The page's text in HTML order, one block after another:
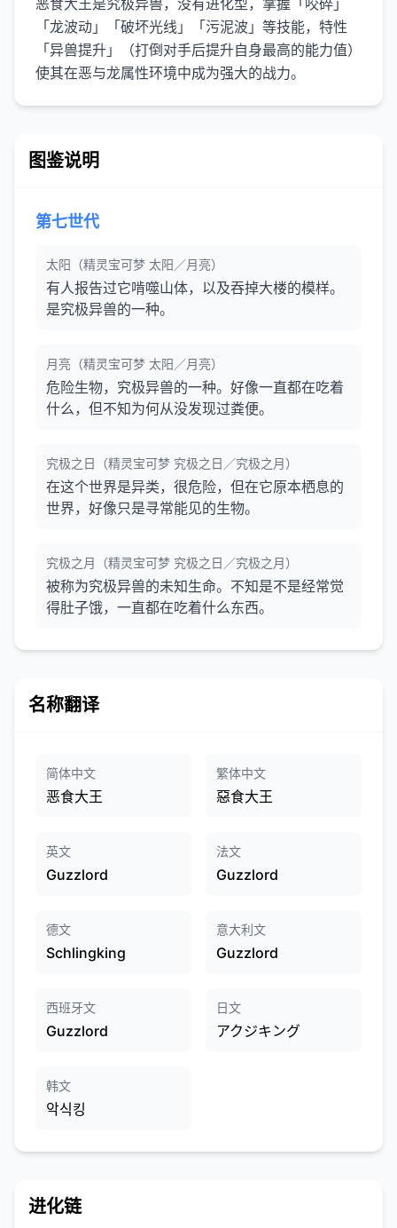
恶食大王是究极异兽，没有进化型，掌握「咬碎」
「龙波动」「破坏光线」「污泥波」等技能，特性
「异兽提升」（打倒对手后提升自身最高的能力值）
使其在恶与龙属性环境中成为强大的战力。
图鉴说明
第七世代
太阳（精灵宝可梦 太阳／月亮）
有人报告过它啃噬山体，以及吞掉大楼的模样。
是究极异兽的一种。
月亮（精灵宝可梦 太阳／月亮）
危险生物，究极异兽的一种。好像一直都在吃着
什么，但不知为何从没发现过粪便。
究极之日（精灵宝可梦 究极之日／究极之月）
在这个世界是异类，很危险，但在它原本栖息的
世界，好像只是寻常能见的生物。
究极之月（精灵宝可梦 究极之日／究极之月）
被称为究极异兽的未知生命。不知是不是经常觉
得肚子饿，一直都在吃着什么东西。
名称翻译
简体中文
恶食大王
繁体中文
惡食大王
英文
Guzzlord
法文
Guzzlord
德文
Schlingking
意大利文
Guzzlord
西班牙文
Guzzlord
日文
アクジキング
韩文
악식킹
进化链